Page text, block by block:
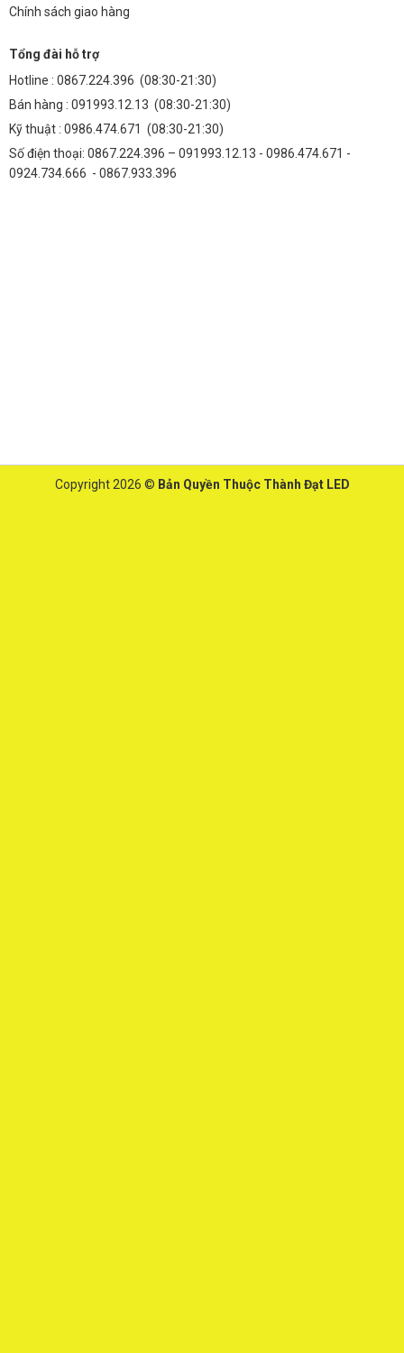
Chính sách giao hàng
Tổng đài hỗ trợ
Hotline : 0867.224.396 (08:30-21:30)
Bán hàng : 091993.12.13 (08:30-21:30)
Kỹ thuật : 0986.474.671 (08:30-21:30)
Số điện thoại: 0867.224.396 – 091993.12.13 - 0986.474.671 -
0924.734.666 - 0867.933.396
Copyright 2026 © Bản Quyền Thuộc Thành Đạt LED